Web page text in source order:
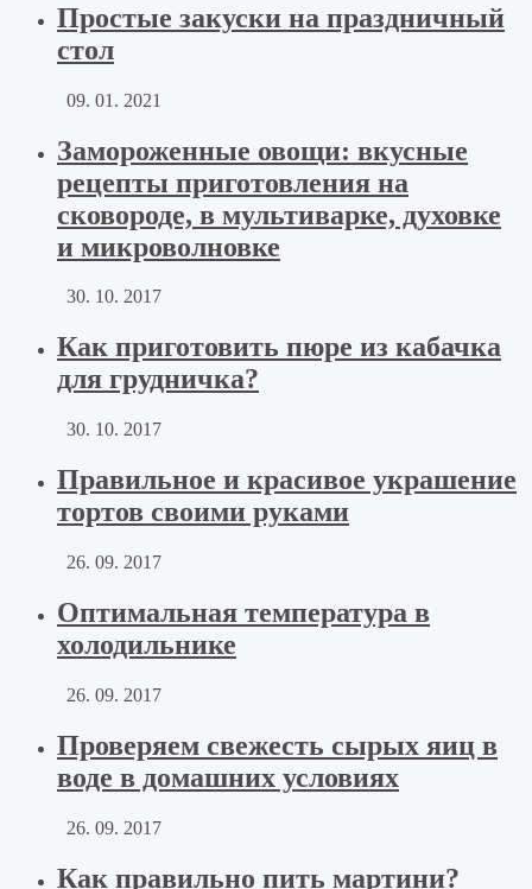
Простые закуски на праздничный
стол
09. 01. 2021
Замороженные овощи: вкусные
рецепты приготовления на
сковороде, в мультиварке, духовке
и микроволновке
30. 10. 2017
Как приготовить пюре из кабачка
для грудничка?
30. 10. 2017
Правильное и красивое украшение
тортов своими руками
26. 09. 2017
Оптимальная температура в
холодильнике
26. 09. 2017
Проверяем свежесть сырых яиц в
воде в домашних условиях
26. 09. 2017
Как правильно пить мартини?